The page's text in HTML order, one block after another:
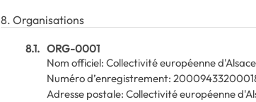
8. Organisations
8.1. ORG-0001
Nom officiel: Collectivité européenne d'Alsace
Numéro d’enregistrement:
Adresse postale: Collectivité européenne